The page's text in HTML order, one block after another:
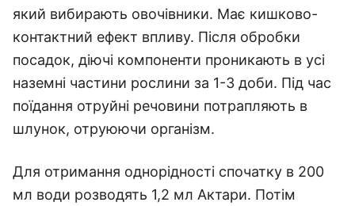
який вибирають овочівники. Має кишково-
контактний ефект впливу. Після обробки
посадок, діючі компоненти проникають в усі
наземні частини рослини за 1-3 доби. Під час
поїдання отруйні речовини потрапляють в
шлунок, отруюючи організм.
Для отримання однорідності спочатку в 200
мл води розводять 1,2 мл Актари. Потім